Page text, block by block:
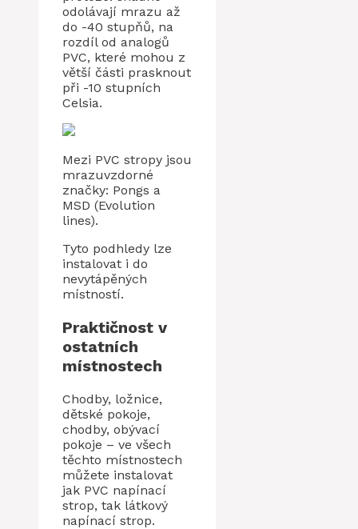
odolávají mrazu až
do -40 stupňů, na
rozdíl od analogů
PVC, které mohou z
větší části prasknout
při -10 stupních
Celsia.
Mezi PVC stropy jsou
mrazuvzdorné
značky: Pongs a
MSD (Evolution
lines).
Tyto podhledy lze
instalovat i do
nevytápěných
místností.
Praktičnost v
ostatních
místnostech
Chodby, ložnice,
dětské pokoje,
chodby, obývací
pokoje – ve všech
těchto místnostech
můžete instalovat
jak PVC napínací
strop, tak látkový
napínací strop.